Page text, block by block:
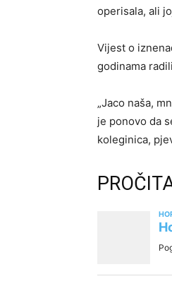
operisala, ali
Vijest o
godinama
„Jaco naša,
je ponovo da
koleginica,